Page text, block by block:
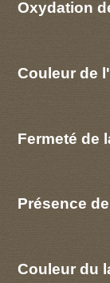
Oxydation
Couleur de
Fermeté de
Présence
Couleur du